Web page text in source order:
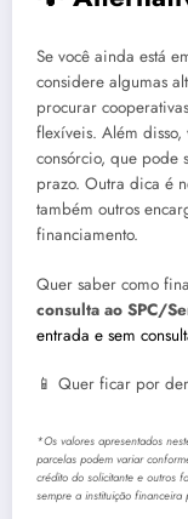
Se você ainda está
considere algumas
procurar
flexíveis. Além
consórcio, que pode
prazo. Outra dica é
também outros
financiamento.
Quer saber como
consulta ao SPC/
entrada e sem
📱 Quer ficar por
*Os valores apresentados
parcelas podem variar
crédito do solicitante e outros
sempre a instituição